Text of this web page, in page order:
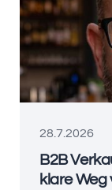
28.7.2026
B2B
klare Weg